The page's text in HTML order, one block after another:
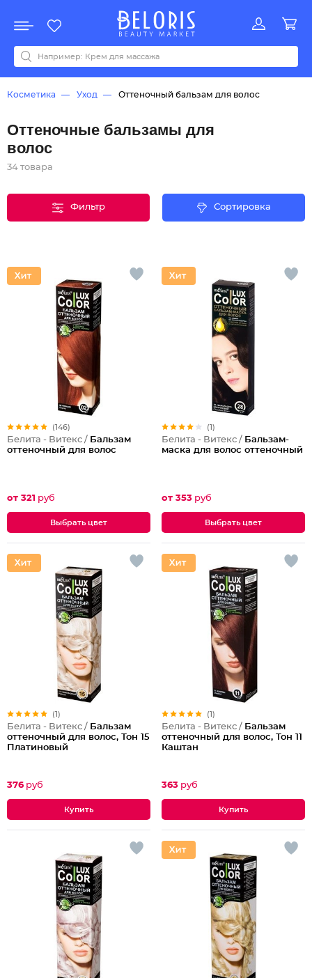
Акции
Все бренды
0-9ABCDEFGHIJKLMNOPQRSTUVWYZАБВДЗИМОКЛНПРСТУФ
Косметика Уход Оттеночный бальзам для волос
Оттеночные бальзамы для
волос
34 товара
Фильтр Сортировка
(146)
Белита - Витекс / Бальзам
оттеночный для волос
от 321 руб
Выбрать цвет
(1)
Белита - Витекс / Бальзам-
маска для волос оттеночный
от 353 руб
Выбрать цвет
(1)
Белита - Витекс / Бальзам
оттеночный для волос, Тон 15
Платиновый
376 руб
(1)
Белита - Витекс / Бальзам
оттеночный для волос, Тон 11
Каштан
363 руб